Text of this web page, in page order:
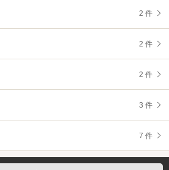
2 件
2 件
2 件
3 件
7 件